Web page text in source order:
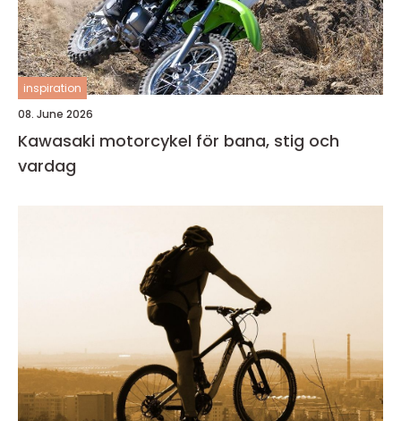
inspiration
08. June 2026
Kawasaki motorcykel för bana, stig och
vardag